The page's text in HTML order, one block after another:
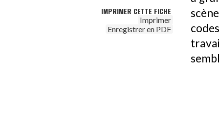
IMPRIMER CETTE FICHE
Imprimer
Enregistrer en PDF